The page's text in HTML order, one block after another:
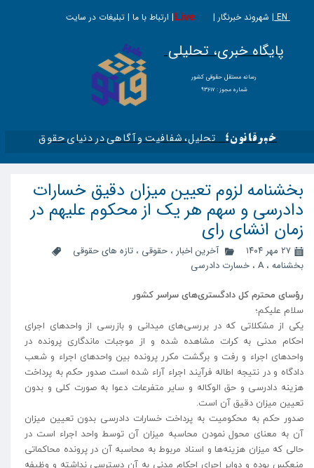
EN | شهروند خبرنگار | | ارتباط با ما | تبلیغات در سایت
Live
پایگاه خبری، تحلیلی
​​​​رسانه مستقل حقوقی کشور
شماره مجوز : ۹۳۶۱۷
خبرقانون؛ تحلیل، شفافیت و آگاهی در دنیای حقوق​​​​​​​
بخشنامه لزوم تعیین میزان دقیق خسارات
دادرسی و سهم هر یک از محکوم علیهم در
زمان انشای رای
۲۷ مهر ۱۴۰۴ آخرین اخبار ، حقوقی ، تازه های حقوقی
بخشنامه ، A ، خسارت دادرسی
رؤسای محترم کل دادگستری‌های سراسر کشور
سلام علیکم؛
یکی از مشکلاتی که در بررسی‌های میدانی و بازرسی از واحدهای اجرای
احکام مدنی به کرات مشاهده شده و از موجبات ماندگاری پرونده در
واحدهای اجراء و رفت و برگشت مکرر پرونده بین واحدهای اجراء و شعب
دادگاه و در نتیجه اطاله فرآیند اجراء آراء شده است صدور حکم به پرداخت
هزینه دادرسی و حق الوکاله و سایر متفرعات دعوا به صورت کلی و بدون
تعیین میزان دقیق آن است.
صدور حکم به محکومیت به پرداخت خسارات دادرسی بدون تعیین میزان
آن به معنای محول نمودن محاسبه میزان آن توسط واحد اجراء است در
حالی که میزان هزینه‌ها و اسناد مربوط به محاسبه آن در پرونده محاکماتی
منعکس بوده و دوایر اجرای احکام مدنی به آن دسترسی نداشته و وظیفه